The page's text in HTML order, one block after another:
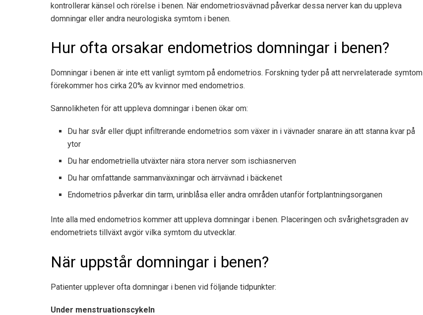
kontrollerar känsel och rörelse i benen. När endometriosvävnad påverkar dessa nerver kan du uppleva
domningar eller andra neurologiska symtom i benen.
Hur ofta orsakar endometrios domningar i benen?
Domningar i benen är inte ett vanligt symtom på endometrios. Forskning tyder på att nervrelaterade symtom
förekommer hos cirka 20% av kvinnor med endometrios.
Sannolikheten för att uppleva domningar i benen ökar om:
Du har svår eller djupt infiltrerande endometrios som växer in i vävnader snarare än att stanna kvar på
ytor
Du har endometriella utväxter nära stora nerver som ischiasnerven
Du har omfattande sammanväxningar och ärrvävnad i bäckenet
Endometrios påverkar din tarm, urinblåsa eller andra områden utanför fortplantningsorganen
Inte alla med endometrios kommer att uppleva domningar i benen. Placeringen och svårighetsgraden av
endometriets tillväxt avgör vilka symtom du utvecklar.
När uppstår domningar i benen?
Patienter upplever ofta domningar i benen vid följande tidpunkter:
Under menstruationscykeln